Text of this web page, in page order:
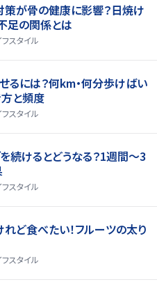
が骨の健康に影響？日焼け
足の関係とは
フスタイル
るには？何km・何分歩けばい
と頻度
フスタイル
続けるとどうなる？1週間～3
フスタイル
ど食べたい！フルーツの太り
フスタイル